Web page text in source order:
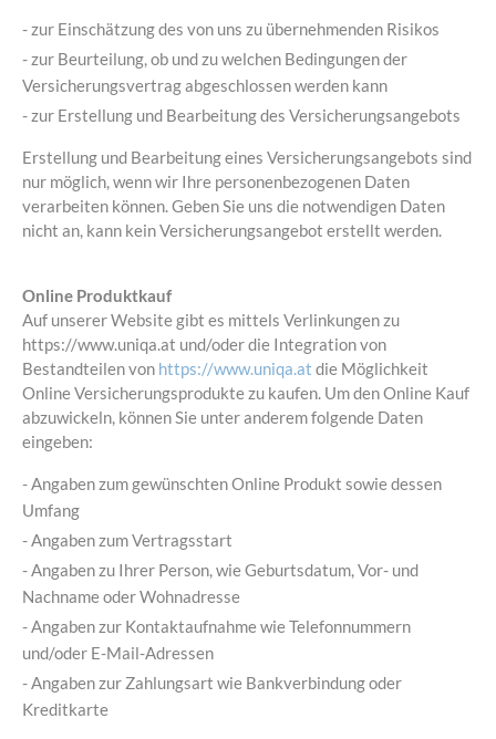
- zur Einschätzung des von uns zu übernehmenden Risikos
- zur Beurteilung, ob und zu welchen Bedingungen der
Versicherungsvertrag abgeschlossen werden kann
- zur Erstellung und Bearbeitung des Versicherungsangebots
Erstellung und Bearbeitung eines Versicherungsangebots sind
nur möglich, wenn wir Ihre personenbezogenen Daten
verarbeiten können. Geben Sie uns die notwendigen Daten
nicht an, kann kein Versicherungsangebot erstellt werden.
Online Produktkauf
Auf unserer Website gibt es mittels Verlinkungen zu
https://www.uniqa.at und/oder die Integration von
Bestandteilen von https://www.uniqa.at die Möglichkeit
Online Versicherungsprodukte zu kaufen. Um den Online Kauf
abzuwickeln, können Sie unter anderem folgende Daten
eingeben:
- Angaben zum gewünschten Online Produkt sowie dessen
Umfang
- Angaben zum Vertragsstart
- Angaben zu Ihrer Person, wie Geburtsdatum, Vor- und
Nachname oder Wohnadresse
- Angaben zur Kontaktaufnahme wie Telefonnummern
und/oder E-Mail-Adressen
- Angaben zur Zahlungsart wie Bankverbindung oder
Kreditkarte